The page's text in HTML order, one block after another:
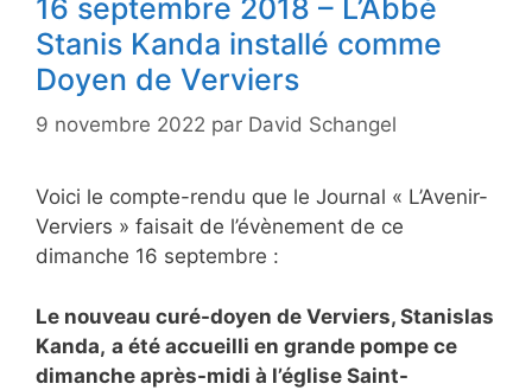
16 septembre 2018 – L’Abbé
Stanis Kanda installé comme
Doyen de Verviers
9 novembre 2022 par David Schangel
Voici le compte-rendu que le Journal « L’Avenir-
Verviers » faisait de l’évènement de ce
dimanche 16 septembre :
Le nouveau curé-doyen de Verviers, Stanislas
Kanda, a été accueilli en grande pompe ce
dimanche après-midi à l’église Saint-